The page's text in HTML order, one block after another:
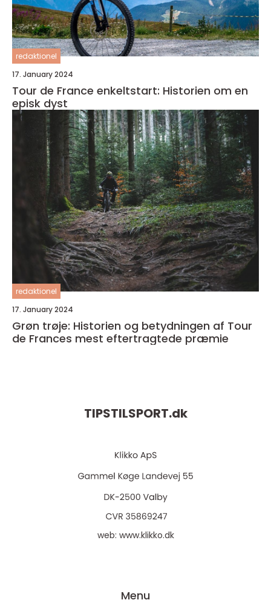
redaktionel
17. January 2024
Tour de France enkeltstart: Historien om en
episk dyst
redaktionel
17. January 2024
Grøn trøje: Historien og betydningen af Tour
de Frances mest eftertragtede præmie
TIPSTILSPORT.dk
web: www.klikko.dk
Menu